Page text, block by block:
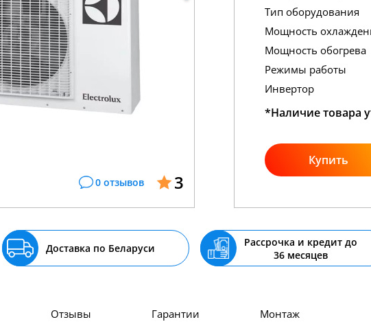
0 отзывов 3
Тип оборудования
Мощность
Мощность обогрева
Режимы работы
Инвертор
*Наличие товара
Купить
Доставка по Беларуси
Рассрочка и кредит до
36 месяцев
Отзывы Гарантии Монтаж